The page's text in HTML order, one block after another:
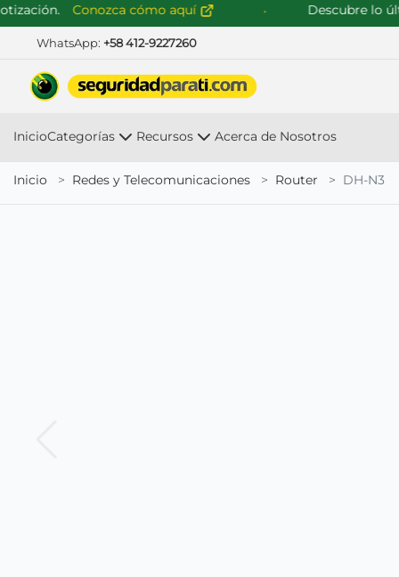
Conozca cómo aquí Descubre lo
WhatsApp: +58 412-9227260
InicioCategorías Recursos Acerca de Nosotros
Inicio Redes y Telecomunicaciones Router DH-N3